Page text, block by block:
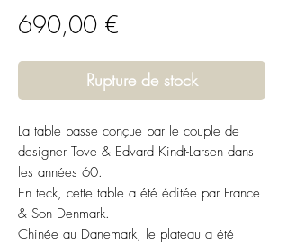
690,00 €
Rupture de stock
La table basse conçue par le couple de
designer Tove & Edvard Kindt-Larsen dans
les années 60.
En teck, cette table a été éditée par France
& Son Denmark.
Chinée au Danemark, le plateau a été